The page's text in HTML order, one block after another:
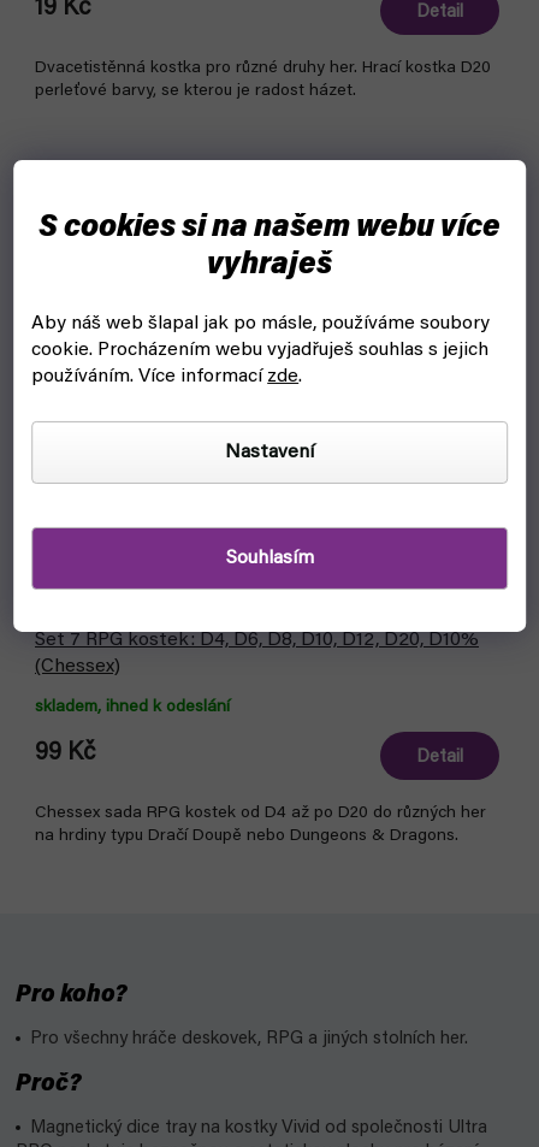
S cookies si na našem webu více
vyhraješ
Aby náš web šlapal jak po másle, používáme soubory
cookie. Procházením webu vyjadřuješ souhlas s jejich
používáním. Více informací zde.
Nastavení
Souhlasím
19 Kč Detail
Dvacetistěnná kostka pro různé druhy her. Hrací kostka D20
perleťové barvy, se kterou je radost házet.
Set 7 RPG kostek: D4, D6, D8, D10, D12, D20, D10%
(Chessex)
skladem, ihned k odeslání
99 Kč Detail
Chessex sada RPG kostek od D4 až po D20 do různých her
na hrdiny typu Dračí Doupě nebo Dungeons & Dragons.
Pro koho?
Pro všechny hráče deskovek, RPG a jiných stolních her.
Proč?
Magnetický dice tray na kostky Vivid od společnosti Ultra